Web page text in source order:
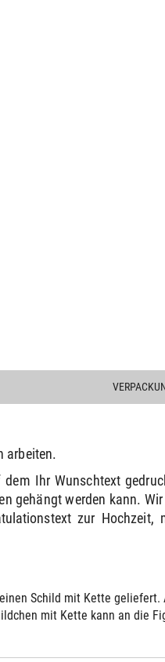
arbeiten.
Ihr Wunschtext
gehängt werden kann.
zur
Schild mit Kette
mit Kette kann an die